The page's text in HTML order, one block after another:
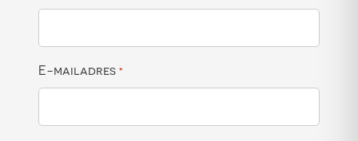
E-mailadres *